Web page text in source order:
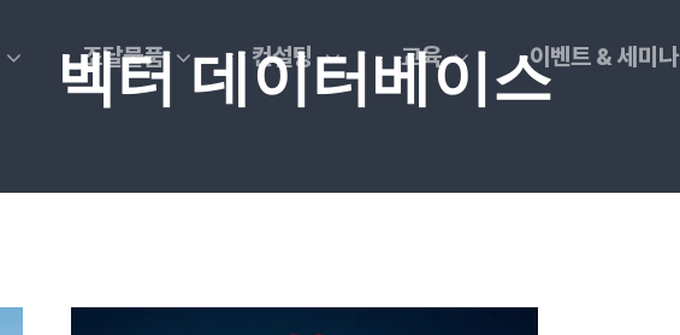
조달물품 컨설팅 교육 이벤트 & 세미나
벡터 데이터베이스